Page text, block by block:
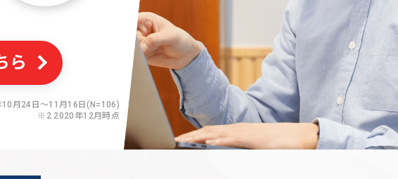
ら
月24日〜11月16日(N=106)
※2 2020年12月時点